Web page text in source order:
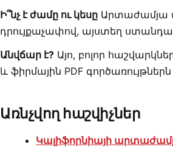
Ի՞նչ է ժամը ու կեսը Արտաժամյա
դրույքաչափով, այստեղ
Անվճար է? Այո, բոլոր
և ֆիրմային PDF
Առնչվող հաշվիչներ
Կալիֆորնիայի